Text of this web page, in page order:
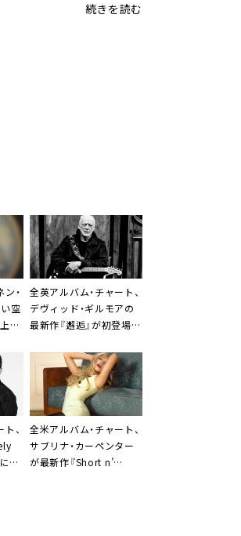
続きを読む
ン・
空
げ
全英アルバム・チャート、
デヴィッド・ギルモアの
最新作『邂逅』が初登場1
、
1
全米アルバム・チャート、
サブリナ・カーペンター
が最新作『Short n’